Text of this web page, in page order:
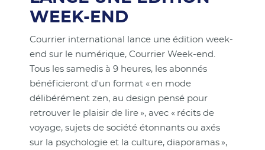
WEEK-END
Courrier international lance une édition week-
end sur le numérique, Courrier Week-end.
Tous les samedis à 9 heures, les abonnés
bénéficieront d'un format « en mode
délibérément zen, au design pensé pour
retrouver le plaisir de lire », avec « récits de
voyage, sujets de société étonnants ou axés
sur la psychologie et la culture, diaporamas »,